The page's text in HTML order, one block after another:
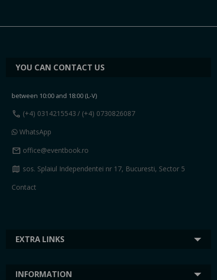
EXTRA LINKS
INFORMATION
YOU CAN CONTACT US
between 10:00 and 18:00 (L-V)
call (+4) 0314215543 / (+4) 0730826087
WhatsApp
mail office@eventbook.ro
map sos. Splaiul Independentei nr 17, Bucuresti, Sector 5
Contact